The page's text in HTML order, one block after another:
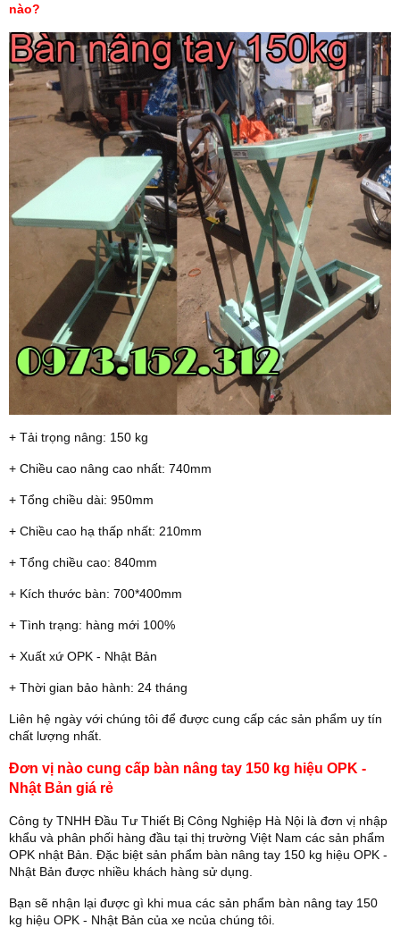
nào?
+ Tải trọng nâng: 150 kg
+ Chiều cao nâng cao nhất: 740mm
+ Tổng chiều dài: 950mm
+ Chiều cao hạ thấp nhất: 210mm
+ Tổng chiều cao: 840mm
+ Kích thước bàn: 700*400mm
+ Tình trạng: hàng mới 100%
+ Xuất xứ OPK - Nhật Bản
+ Thời gian bảo hành: 24 tháng
Liên hệ ngày với chúng tôi để được cung cấp các sản phẩm uy tín
chất lượng nhất.
Đơn vị nào cung cấp bàn nâng tay 150 kg hiệu OPK -
Nhật Bản giá rẻ
Công ty TNHH Đầu Tư Thiết Bị Công Nghiệp Hà Nội là đơn vị nhập
khẩu và phân phối hàng đầu tại thị trường Việt Nam các sản phẩm
OPK nhật Bản. Đặc biệt sản phẩm bàn nâng tay 150 kg hiệu OPK -
Nhật Bản được nhiều khách hàng sử dụng.
Bạn sẽ nhận lại được gì khi mua các sản phẩm bàn nâng tay 150
kg hiệu OPK - Nhật Bản của xe ncủa chúng tôi.